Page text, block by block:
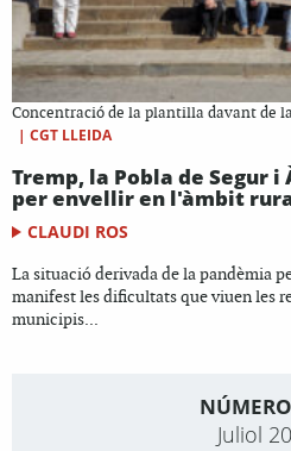
Concentració de la plantilla davant de
| CGT LLEIDA
Tremp, la Pobla de Segur
per envellir en l'àmbit
CLAUDI ROS
La situació derivada de la pandèmia
manifest les dificultats que viuen les
municipis...
Juliol